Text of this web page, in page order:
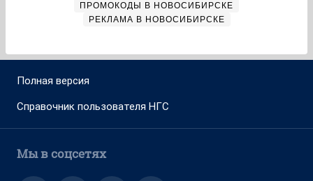
ПРОМОКОДЫ В НОВОСИБИРСКЕ
РЕКЛАМА В НОВОСИБИРСКЕ
Полная версия
Справочник пользователя НГС
Мы в соцсетях